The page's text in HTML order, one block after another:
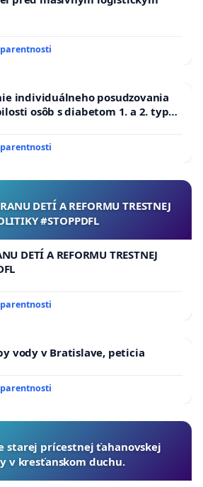
individuálneho posudzovania
osôb s diabetom 1. a 2. typu
zboru SR
DETÍ A REFORMU TRESTNEJ
#STOPPDFL
DETÍ A REFORMU TRESTNEJ
vody v Bratislave, peticia
starej prícestnej ťahanovskej
v kresťanskom duchu.